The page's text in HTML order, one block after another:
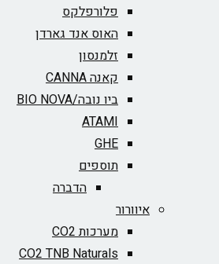
פלורפלקס
האוס אנד גארדן
זלמנסון
קאנה CANNA
ביו נובה/BIO NOVA‏
ATAMI
GHE
תוספים
הדברה
איוורור
מערכות CO2
CO2 TNB Naturals